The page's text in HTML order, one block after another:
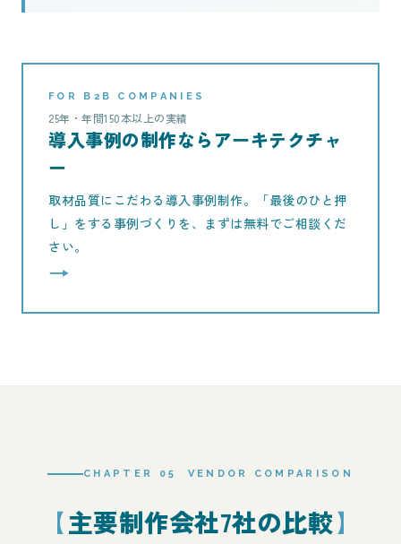
FOR B2B COMPANIES
25年・年間150本以上の実績
導入事例の制作ならアーキテクチャ
ー
取材品質にこだわる導入事例制作。「最後のひと押
し」をする事例づくりを、まずは無料でご相談くだ
さい。
→
CHAPTER 05 VENDOR COMPARISON
主要制作会社7社の比較